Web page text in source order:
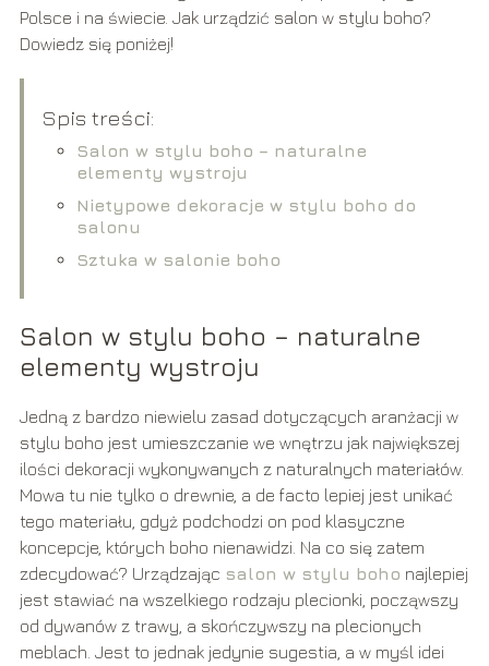
Polsce i na świecie. Jak urządzić salon w stylu boho?
Dowiedz się poniżej!
Spis treści:
Salon w stylu boho – naturalne
elementy wystroju
Nietypowe dekoracje w stylu boho do
salonu
Sztuka w salonie boho
Salon w stylu boho – naturalne
elementy wystroju
Jedną z bardzo niewielu zasad dotyczących aranżacji w
stylu boho jest umieszczanie we wnętrzu jak największej
ilości dekoracji wykonywanych z naturalnych materiałów.
Mowa tu nie tylko o drewnie, a de facto lepiej jest unikać
tego materiału, gdyż podchodzi on pod klasyczne
koncepcje, których boho nienawidzi. Na co się zatem
zdecydować? Urządzając salon w stylu boho najlepiej
jest stawiać na wszelkiego rodzaju plecionki, począwszy
od dywanów z trawy, a skończywszy na plecionych
meblach. Jest to jednak jedynie sugestia, a w myśl idei